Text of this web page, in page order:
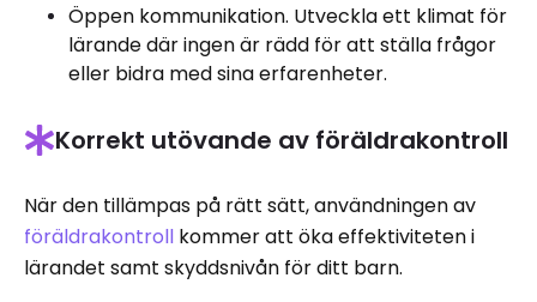
Öppen kommunikation. Utveckla ett klimat för
lärande där ingen är rädd för att ställa frågor
eller bidra med sina erfarenheter.
Korrekt utövande av föräldrakontroll
När den tillämpas på rätt sätt, användningen av
föräldrakontroll kommer att öka effektiviteten i
lärandet samt skyddsnivån för ditt barn.